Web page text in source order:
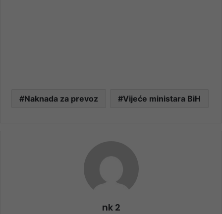
Naknada za prevoz Vijeće ministara BiH
nk 2